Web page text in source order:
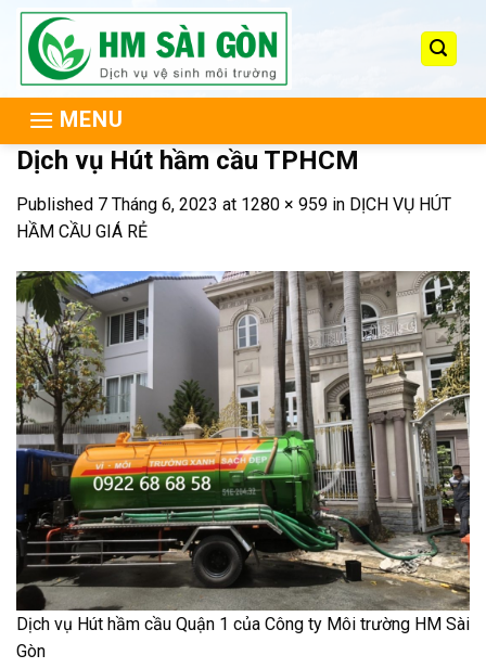
Skip
content
MENU
Dịch vụ Hút hầm cầu TPHCM
Published 7 Tháng 6, 2023 at 1280 × 959 in DỊCH VỤ HÚT
HẦM CẦU GIÁ RẺ
Dịch vụ Hút hầm cầu Quận 1 của Công ty Môi trường HM Sài
Gòn